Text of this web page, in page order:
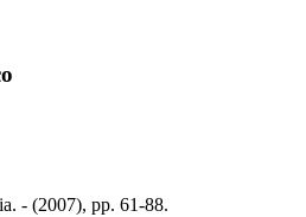
- (2007), pp. 61-88.